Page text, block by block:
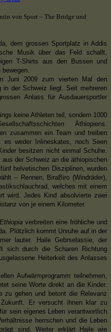
von Sport – The Bridge und
dem grossen Sportplatz in Addis
Musik über das Feld schallt,
T-Shirts aus den Bussen und
Juni 2009 zum vierten Mal den
in der Schweiz liegt. Seit mehreren
Anlass für Ausdauersportler
keine Athleten teil, sondern 1000
Äthiopiens.
zusammen ein Team und treiben
weder Inlineskates, noch Seen
besitzen nicht einmal Schuhe.
der Schweiz an die äthiopischen
helvetischen Disziplinen, wurden
– Rennen, BiraBiro (Windräder),
welches mit einem
wird. Jedes Kind absolvierte zwei
von je einem Kilometer.
verbreiten eine fröhliche und
Plötzlich kommt Unruhe auf in der
lauter. Haile Gebrselassie, der
sich durch die Scharen Richtung
Heiterkeit des Anlasses
Aufwärmprogramm teilnehmen,
seine Worte direkt an die Kinder.
zu gehen und betont die Relevanz
Er versucht ihnen klar zu
sein eigenes Leben verantwortlich
herrschen und die Leben
sind. Weiter erklärt Haile wie